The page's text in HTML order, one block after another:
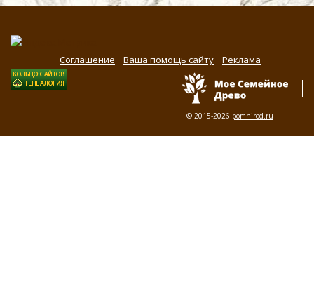
Соглашение Ваша помощь сайту Реклама
© 2015-2026 pomnirod.ru